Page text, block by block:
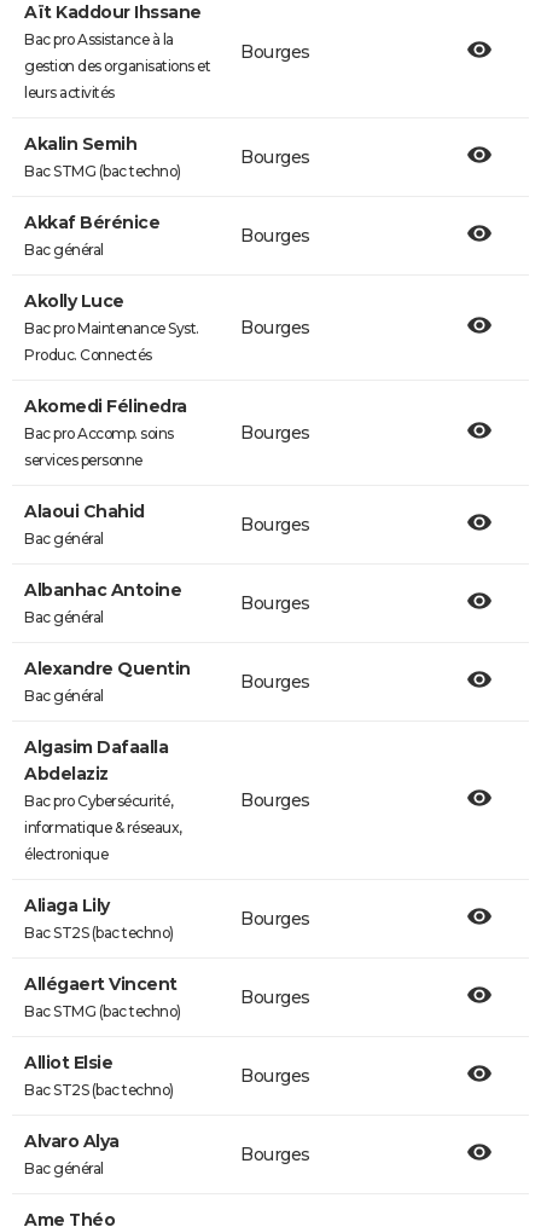
Aït Kaddour Ihssane
Bac pro Assistance à la
gestion des organisations et
leurs activités
Bourges
Akalin Semih
Bac STMG (bac techno)
Bourges
Akkaf Bérénice
Bac général
Bourges
Akolly Luce
Bac pro Maintenance Syst.
Produc. Connectés
Bourges
Akomedi Félinedra
Bac pro Accomp. soins
services personne
Bourges
Alaoui Chahid
Bac général
Bourges
Albanhac Antoine
Bac général
Bourges
Alexandre Quentin
Bac général
Bourges
Algasim Dafaalla
Abdelaziz
Bac pro Cybersécurité,
informatique & réseaux,
électronique
Bourges
Aliaga Lily
Bac ST2S (bac techno)
Bourges
Allégaert Vincent
Bac STMG (bac techno)
Bourges
Alliot Elsie
Bac ST2S (bac techno)
Bourges
Alvaro Alya
Bac général
Bourges
Ame Théo